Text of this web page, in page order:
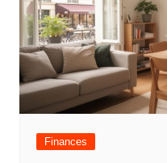
Finances